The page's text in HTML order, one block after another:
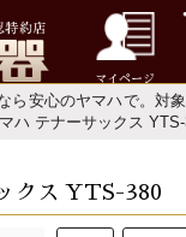
マイページ
ら安心のヤマハで。対
ハ テナーサックス
クス YTS-380